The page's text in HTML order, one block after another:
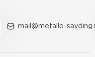
mail@metallo-